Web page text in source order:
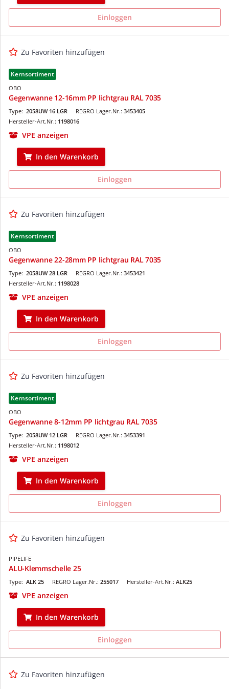
Einloggen
Zu Favoriten hinzufügen
Kernsortiment
OBO
Gegenwanne 12-16mm PP lichtgrau RAL 7035
REGRO Lager.Nr.: 3453405
Type: 2058UW 16 LGR
Hersteller-Art.Nr.: 1198016
VPE anzeigen
In den Warenkorb
Einloggen
Zu Favoriten hinzufügen
Kernsortiment
OBO
Gegenwanne 22-28mm PP lichtgrau RAL 7035
REGRO Lager.Nr.: 3453421
Type: 2058UW 28 LGR
Hersteller-Art.Nr.: 1198028
VPE anzeigen
In den Warenkorb
Einloggen
Zu Favoriten hinzufügen
Kernsortiment
OBO
Gegenwanne 8-12mm PP lichtgrau RAL 7035
REGRO Lager.Nr.: 3453391
Type: 2058UW 12 LGR
Hersteller-Art.Nr.: 1198012
VPE anzeigen
In den Warenkorb
Einloggen
Zu Favoriten hinzufügen
PIPELIFE
ALU-Klemmschelle 25
REGRO Lager.Nr.: 255017
Type: ALK 25 Hersteller-Art.Nr.: ALK25
VPE anzeigen
In den Warenkorb
Einloggen
Zu Favoriten hinzufügen